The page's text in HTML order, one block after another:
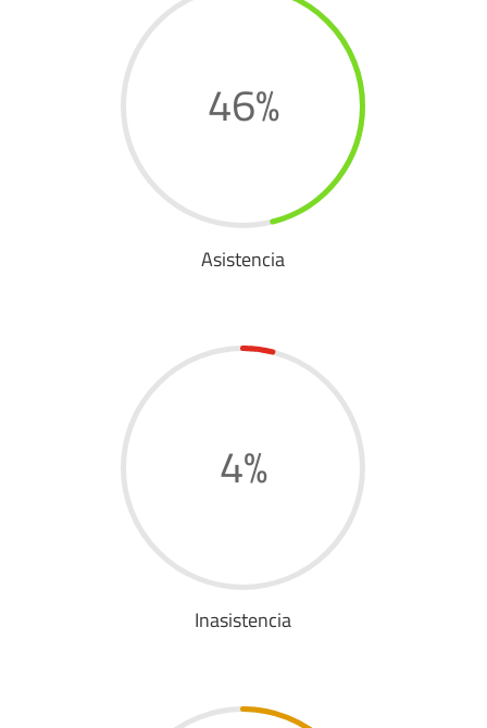
46%
Asistencia
4%
Inasistencia